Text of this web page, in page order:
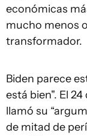
económicas
mucho menos
transformador.
Biden parece
está bien". El
llamó su
de mitad de